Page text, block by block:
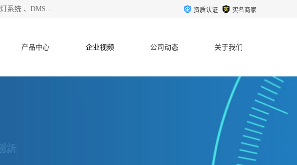
天津迈讯科智能技术有限公司主要从事：MES制造执行系统、锐益生产云工单、WMS仓库管理系统、ANDON安灯系统 、DMS设备管理系统、电气设备健康监测系统、工厂可视化管理、数字化车间；公司是一家专注于企业及制造业信息化、智能化的信息系统集成解决方案提供商的高新技术企业。为企业提供全套的软硬件信息系统集成及安装部署服务。 资质认证 实名商家
产品中心 企业视频 公司动态 关于我们